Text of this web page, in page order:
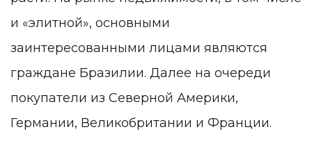
и «элитной», основными
заинтересованными лицами являются
граждане Бразилии. Далее на очереди
покупатели из Северной Америки,
Германии, Великобритании и Франции.